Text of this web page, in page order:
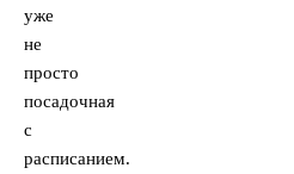
уже
не
просто
посадочная
с
расписанием.